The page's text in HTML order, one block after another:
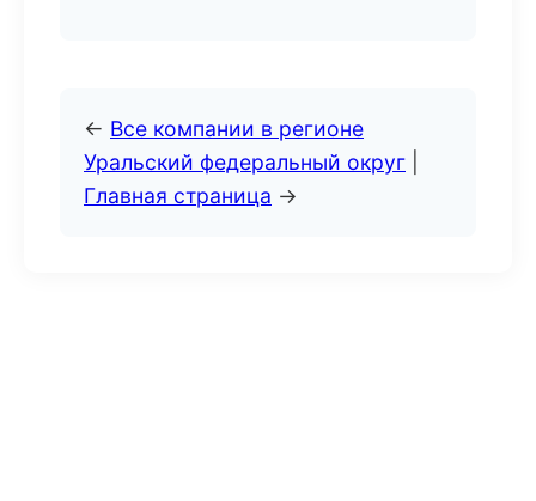
← Все компании в регионе
Уральский федеральный округ
Главная страница →